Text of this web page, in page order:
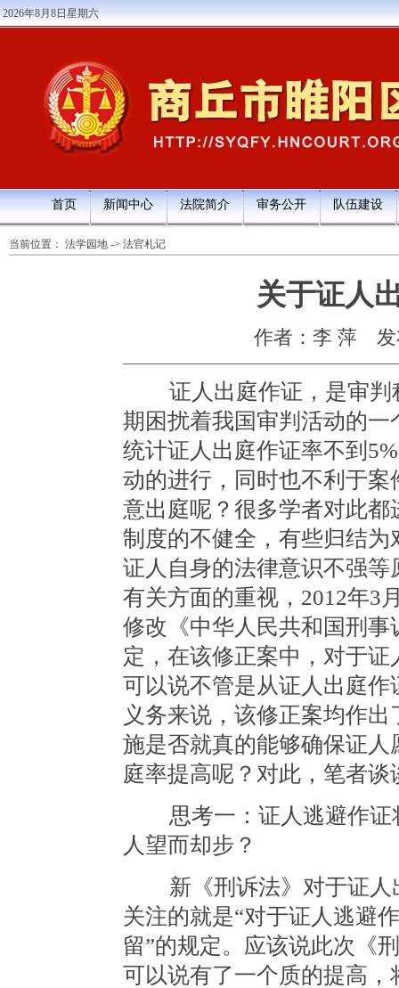
2026年8月8日星期六
首页 新闻中心 法院简介 审务公开 队伍建设
当前位置： 法学园地 -> 法官札记
关于证人
作者：李 萍
证人出庭作证，是审判
期困扰着我国审判活动的
统计证人出庭作证率不到
动的进行，同时也不利于
意出庭呢？很多学者对此
制度的不健全，有些归结
证人自身的法律意识不强
有关方面的重视，2012年3
修改《中华人民共和国刑事
定，在该修正案中，对于
可以说不管是从证人出庭
义务来说，该修正案均作
施是否就真的能够确保证
庭率提高呢？对此，笔者
思考一：证人逃避作证
人望而却步？
新《刑诉法》对于证人
关注的就是“对于证人逃避
留”的规定。应该说此次《
可以说有了一个质的提高